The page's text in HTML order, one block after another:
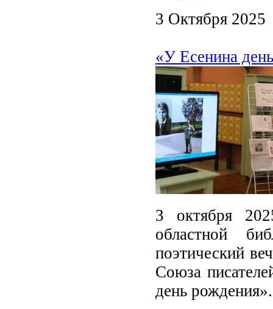
3 Октября 2025
«У Есенина
3 октября
областной
поэтический
Союза
день рождения».